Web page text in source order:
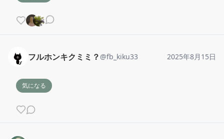
フルホンキクミミ？ @fb_kiku33 2025年8月15日
気になる